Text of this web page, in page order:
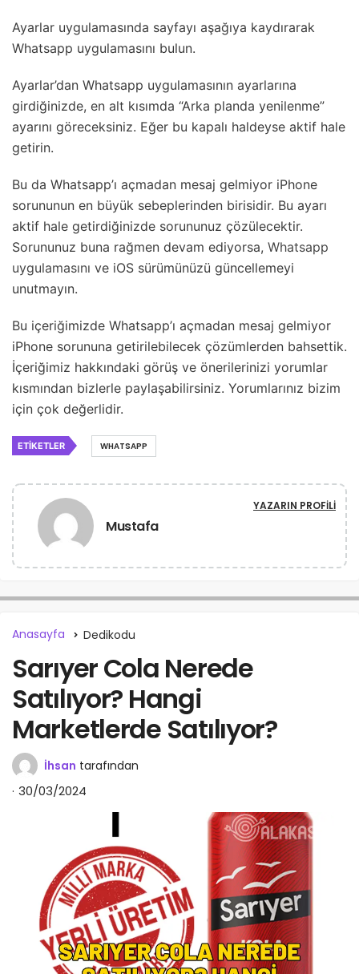
Ayarlar uygulamasında sayfayı aşağıya kaydırarak
Whatsapp uygulamasını bulun.
Ayarlar’dan Whatsapp uygulamasının ayarlarına
girdiğinizde, en alt kısımda “Arka planda yenilenme”
ayarını göreceksiniz. Eğer bu kapalı haldeyse aktif hale
getirin.
Bu da Whatsapp’ı açmadan mesaj gelmiyor iPhone
sorununun en büyük sebeplerinden birisidir. Bu ayarı
aktif hale getirdiğinizde sorununuz çözülecektir.
Sorununuz buna rağmen devam ediyorsa, Whatsapp
uygulamasını ve iOS sürümünüzü güncellemeyi
unutmayın.
Bu içeriğimizde Whatsapp’ı açmadan mesaj gelmiyor
iPhone sorununa getirilebilecek çözümlerden bahsettik.
İçeriğimiz hakkındaki görüş ve önerilerinizi yorumlar
kısmından bizlerle paylaşabilirsiniz. Yorumlarınız bizim
için çok değerlidir.
ETIKETLER WHATSAPP
Mustafa
YAZARIN PROFILI
Anasayfa Dedikodu
Sarıyer Cola Nerede
Satılıyor? Hangi
Marketlerde Satılıyor?
İhsan tarafından
30/03/2024